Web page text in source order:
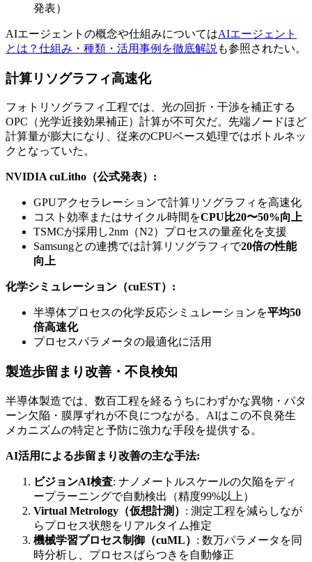
発表）
AIエージェントの概念や仕組みについてはAIエージェント
とは？仕組み・種類・活用事例を徹底解説 も参照されたい。
計算リソグラフィ高速化
フォトリソグラフィ工程では、光の回折・干渉を補正する
OPC（光学近接効果補正）計算が不可欠だ。先端ノードほど
計算量が膨大になり、従来のCPUベース処理ではボトルネッ
クとなっていた。
NVIDIA cuLitho（公式発表）:
GPUアクセラレーションで計算リソグラフィを高速化
コスト効率またはサイクル時間をCPU比20〜50%向上
TSMCが採用し2nm（N2）プロセスの量産化を支援
Samsungとの連携では計算リソグラフィで20倍の性能
向上
化学シミュレーション（cuEST）:
半導体プロセスの化学反応シミュレーションを平均50
倍高速化
プロセスパラメータの最適化に活用
製造歩留まり改善・不良検知
半導体製造では、数百工程を経るうちにわずかな異物・パタ
ーン欠陥・膜厚ずれが不良につながる。AIはこの不良発生
メカニズムの特定と予防に強力な手段を提供する。
AI活用による歩留まり改善の主な手法:
ビジョンAI検査: ナノメートルスケールの欠陥をディ
ープラーニングで自動検出（精度99%以上）
Virtual Metrology（仮想計測） : 測定工程を減らしなが
らプロセス状態をリアルタイム推定
機械学習プロセス制御（cuML） : 数万パラメータを同
時分析し、プロセスばらつきを自動修正